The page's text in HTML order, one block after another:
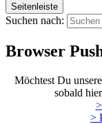
Seitenleiste
Suchen nach:
Browser
Möchtest Du
sobald
>